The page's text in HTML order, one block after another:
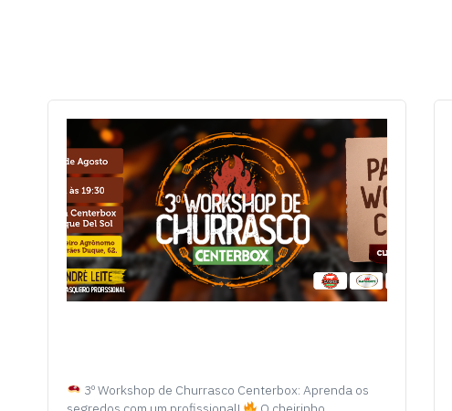
3º Workshop de Churrasco Centerbox: Aprenda os